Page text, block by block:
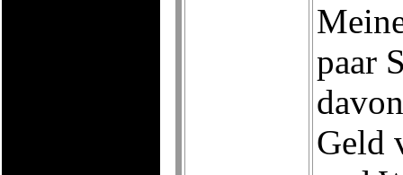
paar
Geld